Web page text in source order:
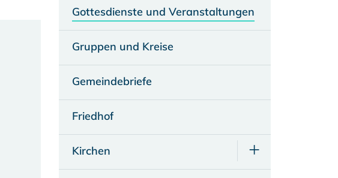
Gottesdienste und Veranstaltungen
Gruppen und Kreise
Gemeindebriefe
Friedhof
Kirchen